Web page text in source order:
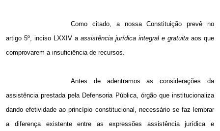
Como citado, a nossa Constituição prevê no
artigo 5º, inciso LXXIV a assistência jurídica integral e gratuita aos que
comprovarem a insuficiência de recursos.
Antes de adentramos as considerações da
assistência prestada pela Defensoria Pública, órgão que institucionaliza
dando efetividade ao princípio constitucional, necessário se faz lembrar
a diferença existente entre as expressões assistência jurídica e